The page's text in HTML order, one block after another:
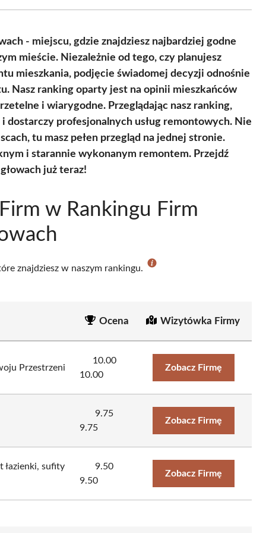
(Twitter)
- miejscu, gdzie znajdziesz najbardziej godne
mieście. Niezależnie od tego, czy planujesz
mieszkania, podjęcie świadomej decyzji odnośnie
Nasz ranking oparty jest na opinii mieszkańców
i wiarygodne. Przeglądając nasz ranking,
dostarczy profesjonalnych usług remontowych. Nie
tu masz pełen przegląd na jednej stronie.
i starannie wykonanym remontem. Przejdź
już teraz!
w Rankingu Firm
znajdziesz w naszym rankingu.
Ocena Wizytówka Firmy
Przestrzeni
10.00
10.00
Zobacz Firmę
9.75
9.75
Zobacz Firmę
sufity
9.50
9.50
Zobacz Firmę